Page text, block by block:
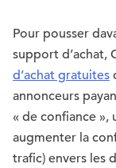
Pour pousser
support d’achat,
d’achat gratuites
annonceurs
« de confiance
augmenter la
trafic) envers les